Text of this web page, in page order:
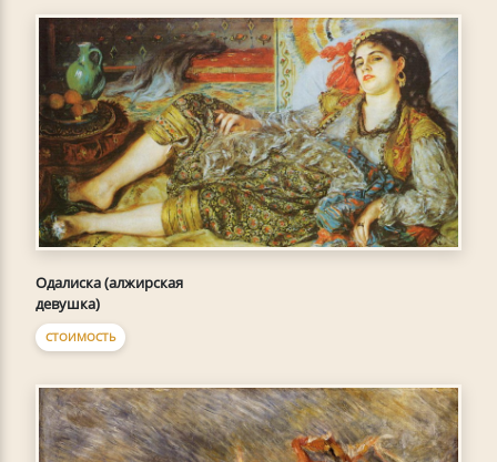
Одалиска (алжирская
девушка)
СТОИМОСТЬ